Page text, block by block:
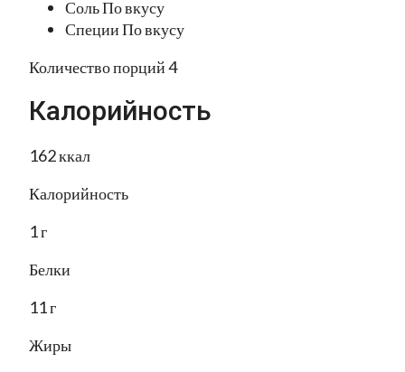
Соль По вкусу
Специи По вкусу
Количество порций 4
Калорийность
162 ккал
Калорийность
1 г
Белки
11 г
Жиры